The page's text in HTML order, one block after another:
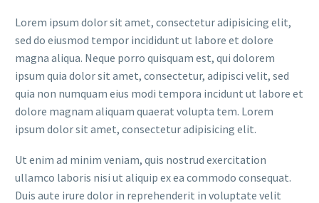
Lorem ipsum dolor sit amet, consectetur adipisicing elit,
sed do eiusmod tempor incididunt ut labore et dolore
magna aliqua. Neque porro quisquam est, qui dolorem
ipsum quia dolor sit amet, consectetur, adipisci velit, sed
quia non numquam eius modi tempora incidunt ut labore et
dolore magnam aliquam quaerat volupta tem. Lorem
ipsum dolor sit amet, consectetur adipisicing elit.
Ut enim ad minim veniam, quis nostrud exercitation
ullamco laboris nisi ut aliquip ex ea commodo consequat.
Duis aute irure dolor in reprehenderit in voluptate velit